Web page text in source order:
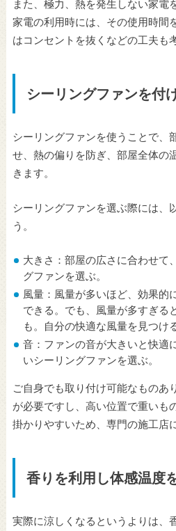
また、極力、熱を発生しない家電
家電の利用時には、その使用時間
はコンセントを抜くなどの工夫も
シーリングファンを付
シーリングファンを使うことで、
せ、熱の偏りを防ぎ、部屋全体の
きます。
シーリングファンを選ぶ際には、
う。
大きさ：部屋の広さに合わせて
グファンを選ぶ。
風量：風量が多いほど、効果的
できる。でも、風量が多すぎる
も。自分の快適な風量を見つける
音：ファンの音が大きいと快適
いシーリングファンを選ぶ。
ご自身でも取り付け可能なものあ
が必要ですし、高い位置で重いも
掛かりやすいため、専門の施工店
香りを利用し体感温度
実際に涼しくなるというよりは、